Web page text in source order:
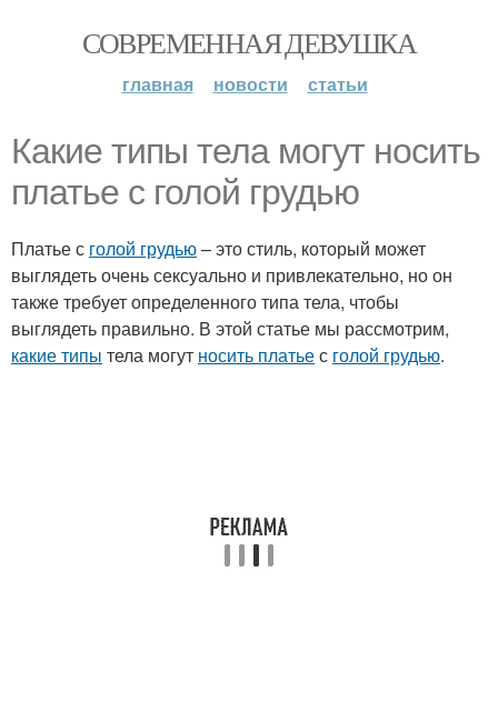
СОВРЕМЕННАЯ ДЕВУШКА
главная новости статьи
Какие типы тела могут носить
платье с голой грудью
Платье с голой грудью– это стиль, который может
выглядеть очень сексуально и привлекательно, но он
также требует определенного типа тела, чтобы
выглядеть правильно. В этой статье мы рассмотрим,
какие типы тела могут носить платьес голой грудью.